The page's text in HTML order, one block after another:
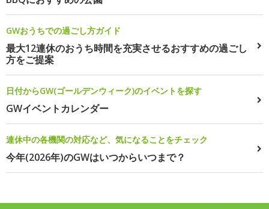
GWおうちでの過ごし方ガイド
最大12連休のおうち時間を充実させるおすすめの過ごし
方をご提案
日付からGW(ゴールデンウィーク)のイベントを探す
GWイベントカレンダー
連休中の各機関の対応など、気になることをチェック
今年(2026年)のGWはいつからいつまで？